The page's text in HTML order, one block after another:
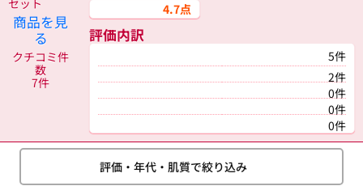
商品を見
る
クチコミ件
数
7件
4.7点
評価内訳
5件
2件
0件
0件
0件
評価・年代・肌質で絞り込み